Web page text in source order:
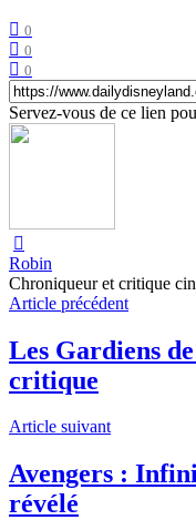
0
0
0
Servez-vous de ce lien
Robin
Chroniqueur et critique
Article précédent
Les Gardiens
critique
Article suivant
Avengers :
révélé